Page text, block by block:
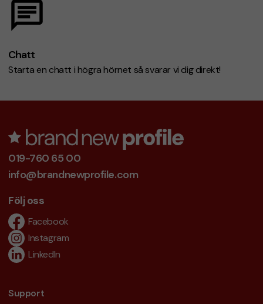
Chatt
Starta en chatt i högra hörnet så svarar vi dig direkt!
019-760 65 00
info@brandnewprofile.com
Följ oss
Facebook
Instagram
LinkedIn
Support